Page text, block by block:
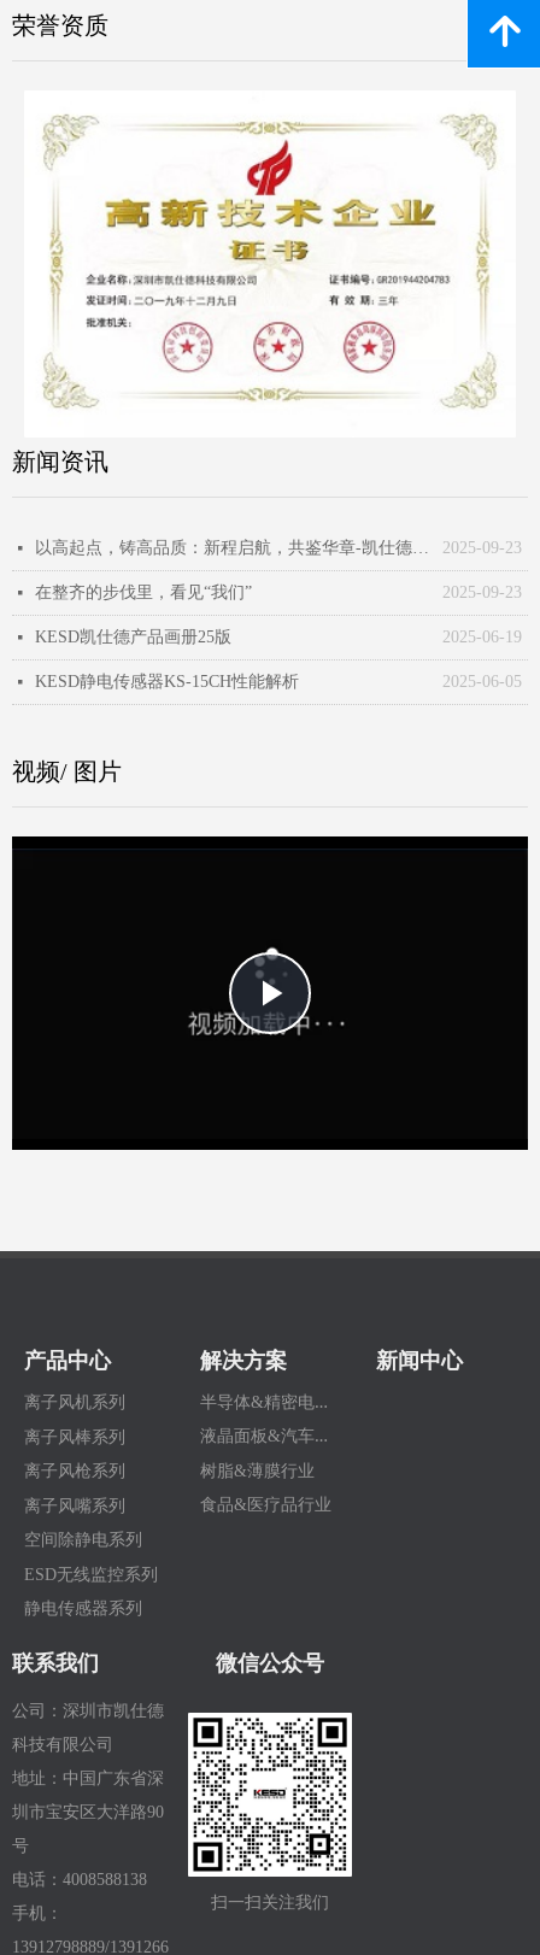
荣誉资质
新闻资讯
2025-09-23
넷 以高起点，铸高品质：新程启航，共鉴华章-凯仕德科技苏州新工厂顺利通过大型国企客户供应商审核
2025-09-23
넷 在整齐的步伐里，看见“我们”
2025-06-19
넷 KESD凯仕德产品画册25版
2025-06-05
넷 KESD静电传感器KS-15CH性能解析
视频/ 图片
Play
扫一扫关注我们
微信公众号
产品中心
离子风机系列
离子风棒系列
离子风枪系列
离子风嘴系列
空间除静电系列
ESD无线监控系列
静电传感器系列
联系我们
公司：深圳市凯仕德
科技有限公司
地址：中国广东省深
圳市宝安区大洋路90
号
电话：4008588138
手机：
13912798889/1391266
解决方案
半
导体&精密电子行业
液
晶面板&汽车行业
树脂&薄膜行业
食品&医疗品行业
新闻中心
녕